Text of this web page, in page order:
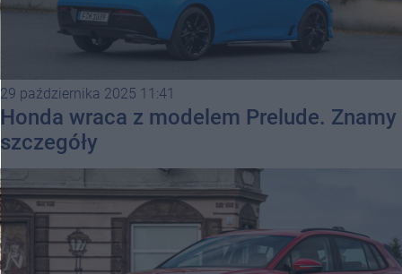
29 października 2025 11:41
Honda wraca z modelem Prelude. Znamy
szczegóły